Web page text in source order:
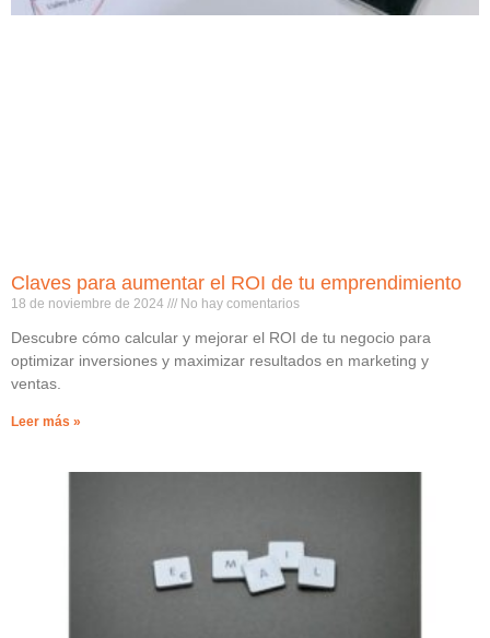
Claves para aumentar el ROI de tu emprendimiento
18 de noviembre de 2024 No hay comentarios
Descubre cómo calcular y mejorar el ROI de tu negocio para
optimizar inversiones y maximizar resultados en marketing y
ventas.
Leer más »